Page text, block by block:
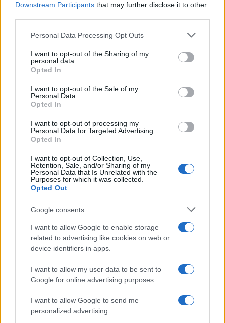
Downstream Participants that may further disclose it to other
Please note that this website/app uses one or more Google
not limited to your visit or usage behaviour. You may click to
grant or deny consent to Google and its third-party tags to
use your data for below specified purposes in below Google
consent section.
Personal Data Processing Opt Outs
I want to opt-out of the Sharing of my
personal data.
Opted In
I want to opt-out of the Sale of my
Personal Data.
Opted In
I want to opt-out of processing my
Personal Data for Targeted Advertising.
Opted In
I want to opt-out of Collection, Use,
Retention, Sale, and/or Sharing of my
Personal Data that Is Unrelated with the
Purposes for which it was collected.
Opted Out
Google consents
I want to allow Google to enable storage
related to advertising like cookies on web or
device identifiers in apps.
I want to allow my user data to be sent to
Google for online advertising purposes.
I want to allow Google to send me
personalized advertising.
Hijo de Javier Gutiérrez: un campeón con
capacidades especiales
El hijo del actor Javier Gutiérrez, es Mateo,…
GENTE
Bárbara Rey sobre su asistencia al
Bárbara Rey ha asegurado a Isabel Rábago, que…